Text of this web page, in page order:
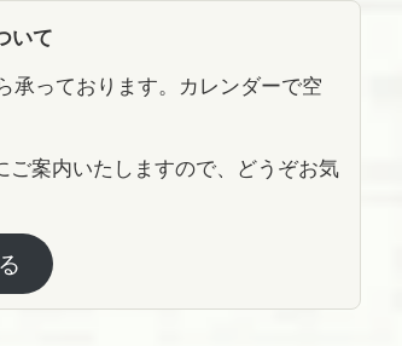
いて
承っております。カレンダーで空
案内いたしますので、どうぞお気